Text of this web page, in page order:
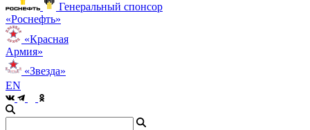
Генеральный спонсор
«Роснефть»
«Красная
Армия»
«Звезда»
EN